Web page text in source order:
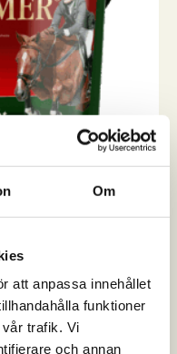
Om
att anpassa innehållet
funktioner
trafik. Vi
och annan
styrka och ...